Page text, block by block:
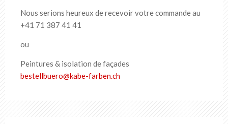
Nous serions heureux de recevoir votre commande au
+41 71 387 41 41
ou
Peintures & isolation de façades
bestellbuero@kabe-farben.ch